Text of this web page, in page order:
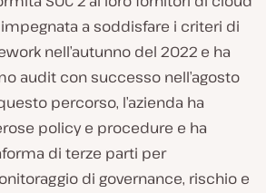
a soddisfare i criteri di
nell’autunno del 2022 e ha
audit con successo nell’agosto
percorso, l’azienda ha
policy e procedure e ha
di terze parti per
di governance, rischio e